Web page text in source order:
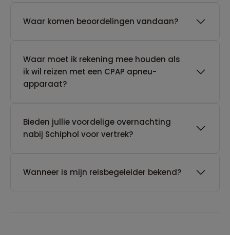
Waar komen beoordelingen vandaan?
Waar moet ik rekening mee houden als
ik wil reizen met een CPAP apneu-
apparaat?
Bieden jullie voordelige overnachting
nabij Schiphol voor vertrek?
Wanneer is mijn reisbegeleider bekend?